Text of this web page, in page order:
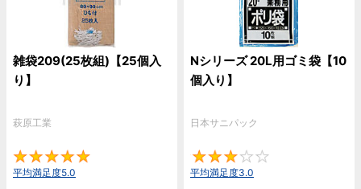
雑袋209(25枚組)【25個入
り】
萩原工業
平均満足度5.0
Nシリーズ 20L用ゴミ袋【10
個入り】
日本サニパック
平均満足度3.0